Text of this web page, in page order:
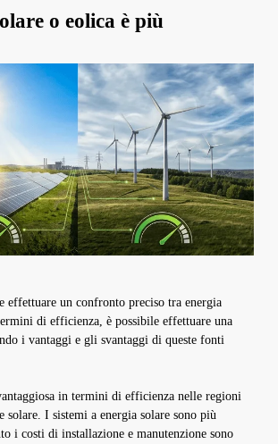
o eolica è più
effettuare un confronto preciso tra energia
di efficienza, è possibile effettuare una
i vantaggi e gli svantaggi di queste fonti
in termini di efficienza nelle regioni
solare. I sistemi a energia solare sono più
i costi di installazione e manutenzione sono